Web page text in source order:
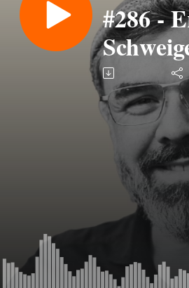
#286 -
Stille
(auch
ist) …